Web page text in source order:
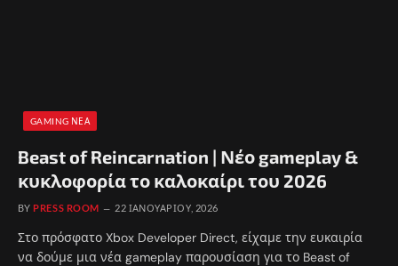
GAMING ΝΈΑ
Beast of Reincarnation | Νέο gameplay &
κυκλοφορία το καλοκαίρι του 2026
BY PRESS ROOM 22 ΙΑΝΟΥΑΡΊΟΥ, 2026
Στο πρόσφατο Xbox Developer Direct, είχαμε την ευκαιρία
να δούμε μια νέα gameplay παρουσίαση για το Beast of